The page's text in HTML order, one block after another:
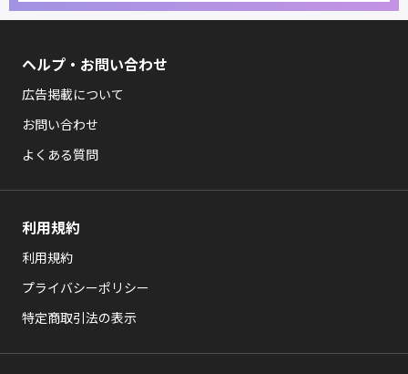
ヘルプ・お問い合わせ
広告掲載について
お問い合わせ
よくある質問
利用規約
利用規約
プライバシーポリシー
特定商取引法の表示